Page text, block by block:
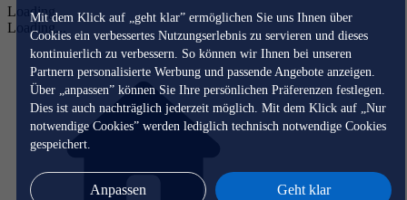
Mit dem Klick auf „geht klar” ermöglichen Sie uns Ihnen über
Cookies ein verbessertes Nutzungserlebnis zu servieren und dieses
kontinuierlich zu verbessern. So können wir Ihnen bei unseren
Partnern personalisierte Werbung und passende Angebote anzeigen.
Über „anpassen” können Sie Ihre persönlichen Präferenzen festlegen.
Dies ist auch nachträglich jederzeit möglich. Mit dem Klick auf „Nur
notwendige Cookies” werden lediglich technisch notwendige Cookies
gespeichert.
Anpassen Geht klar
Loading...
Loading...